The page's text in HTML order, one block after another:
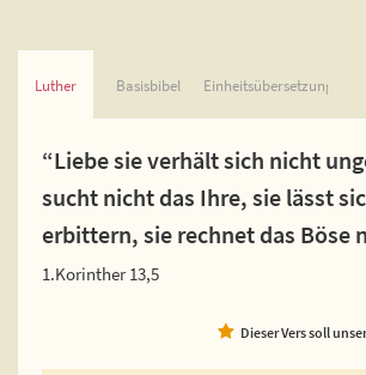
Luther Basisbibel Einheitsübersetzung
“Liebe sie verhält sich nicht
sucht nicht das Ihre, sie lässt
erbittern, sie rechnet das Böse
1.Korinther 13,5
Dieser Vers soll